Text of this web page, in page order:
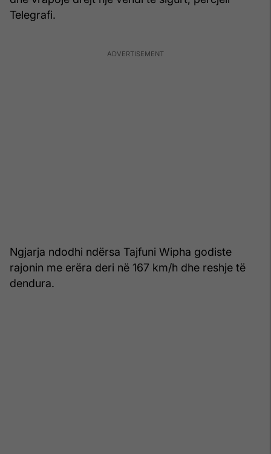
Telegrafi.
Ngjarja ndodhi ndërsa Tajfuni Wipha godiste
rajonin me erëra deri në 167 km/h dhe reshje të
dendura.